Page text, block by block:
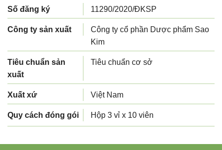
Số đăng ký 11290/2020/ĐKSP
Công ty sản xuất
Công ty cổ phần Dược phẩm Sao
Kim
Tiêu chuẩn sản
xuất
Tiêu chuẩn cơ sở
Xuất xứ Việt Nam
Quy cách đóng gói Hộp 3 vỉ x 10 viên